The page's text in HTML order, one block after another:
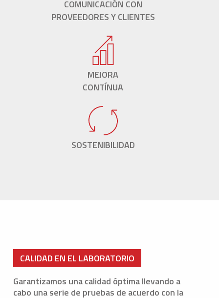
COMUNICACIÓN CON
PROVEEDORES Y CLIENTES
MEJORA
CONTÍNUA
SOSTENIBILIDAD
CALIDAD EN EL LABORATORIO
Garantizamos una calidad óptima llevando a
cabo una serie de pruebas de acuerdo con la